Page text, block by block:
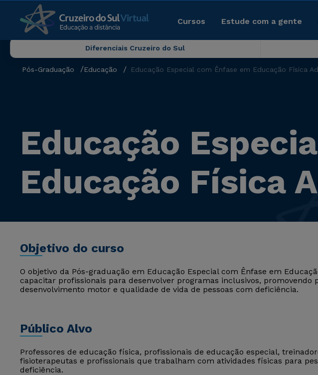
Cursos Estude com a gente
Diferenciais Cruzeiro do Sul
Pós-Graduação Educação Educação Especial com Ênfase em Educação Física
Educação
Educação Física
Objetivo do curso
O objetivo da Pós-graduação em Educação Especial com Ênfase em
capacitar profissionais para desenvolver programas inclusivos, promovendo
desenvolvimento motor e qualidade de vida de pessoas com deficiência.
Público Alvo
Professores de educação física, profissionais de educação especial,
fisioterapeutas e profissionais que trabalham com atividades físicas para
deficiência.